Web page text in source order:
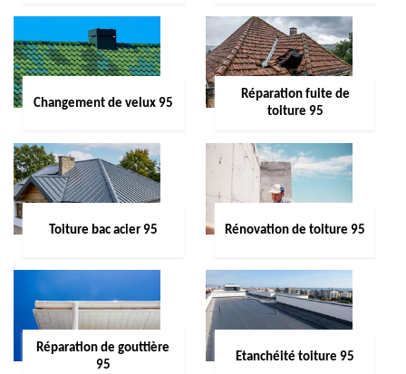
Changement de velux 95
Réparation fuite de
toiture 95
Toiture bac acier 95 Rénovation de toiture 95
Réparation de gouttière
95
Etanchéité toiture 95